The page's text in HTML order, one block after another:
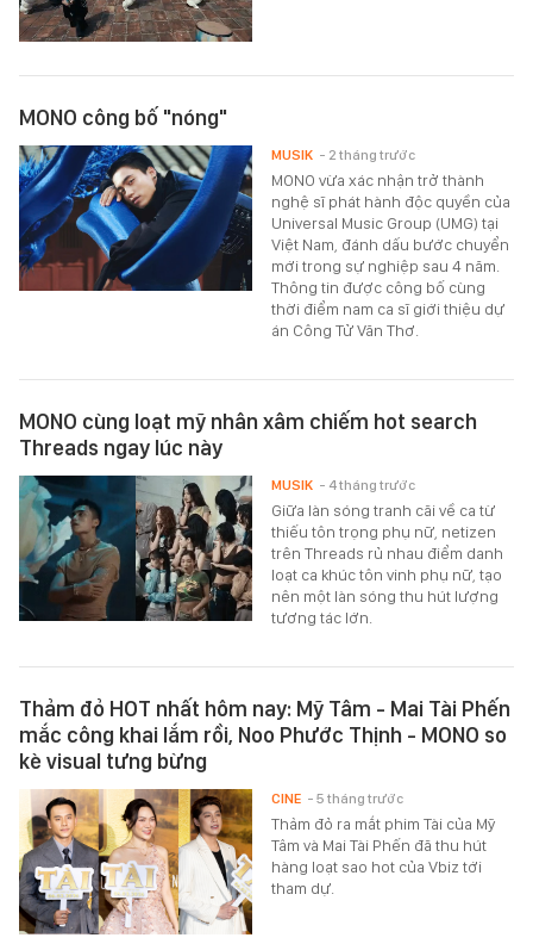
MONO công bố "nóng"
MONO vừa xác nhận trở thành
nghệ sĩ phát hành độc quyền của
Universal Music Group (UMG) tại
Việt Nam, đánh dấu bước chuyển
mới trong sự nghiệp sau 4 năm.
Thông tin được công bố cùng
thời điểm nam ca sĩ giới thiệu dự
án Công Tử Văn Thơ.
MUSIK - 2 tháng trước
MONO cùng loạt mỹ nhân xâm chiếm hot search
Threads ngay lúc này
Giữa làn sóng tranh cãi về ca từ
thiếu tôn trọng phụ nữ, netizen
trên Threads rủ nhau điểm danh
loạt ca khúc tôn vinh phụ nữ, tạo
nên một làn sóng thu hút lượng
tương tác lớn.
MUSIK - 4 tháng trước
Thảm đỏ HOT nhất hôm nay: Mỹ Tâm - Mai Tài Phến
mắc công khai lắm rồi, Noo Phước Thịnh - MONO so
kè visual tưng bừng
Thảm đỏ ra mắt phim Tài của Mỹ
Tâm và Mai Tài Phến đã thu hút
hàng loạt sao hot của Vbiz tới
tham dự.
CINE - 5 tháng trước